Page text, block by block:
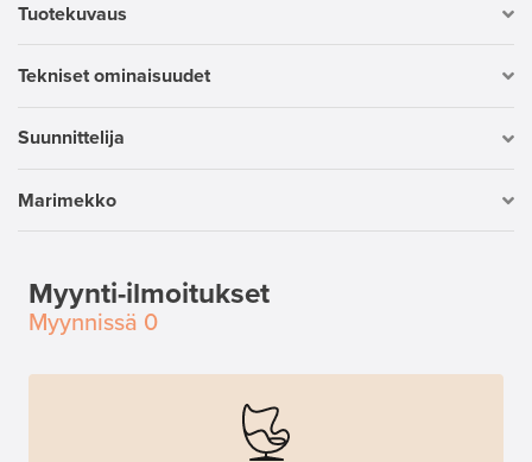
Tuotekuvaus
Tekniset ominaisuudet
Suunnittelija
Marimekko
Myynti-ilmoitukset
Myynnissä 0